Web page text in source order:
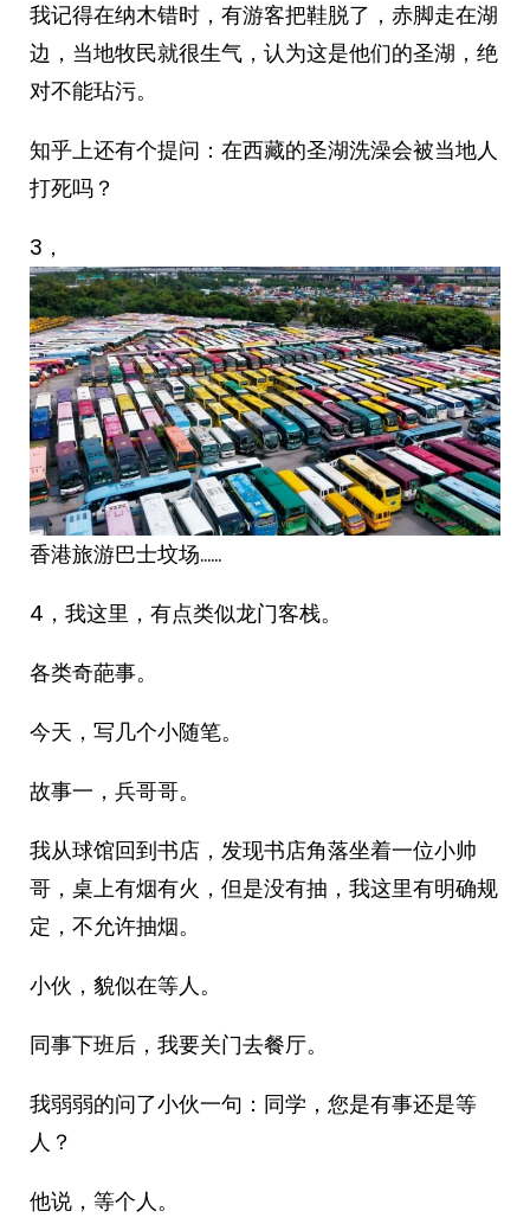
我记得在纳木错时，有游客把鞋脱了，赤脚走在湖
边，当地牧民就很生气，认为这是他们的圣湖，绝
对不能玷污。
知乎上还有个提问：在西藏的圣湖洗澡会被当地人
打死吗？
3，
香港旅游巴士坟场……
4，我这里，有点类似龙门客栈。
各类奇葩事。
今天，写几个小随笔。
故事一，兵哥哥。
我从球馆回到书店，发现书店角落坐着一位小帅
哥，桌上有烟有火，但是没有抽，我这里有明确规
定，不允许抽烟。
小伙，貌似在等人。
同事下班后，我要关门去餐厅。
我弱弱的问了小伙一句：同学，您是有事还是等
人？
他说，等个人。